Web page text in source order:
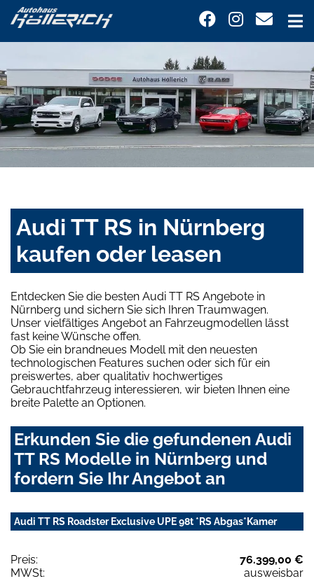
Audi TT RS in Nürnberg
kaufen oder leasen
Entdecken Sie die besten Audi TT RS Angebote in
Nürnberg und sichern Sie sich Ihren Traumwagen.
Unser vielfältiges Angebot an Fahrzeugmodellen lässt
fast keine Wünsche offen.
Ob Sie ein brandneues Modell mit den neuesten
technologischen Features suchen oder sich für ein
preiswertes, aber qualitativ hochwertiges
Gebrauchtfahrzeug interessieren, wir bieten Ihnen eine
breite Palette an Optionen.
Erkunden Sie die gefundenen Audi
TT RS Modelle in Nürnberg und
fordern Sie Ihr Angebot an
Audi TT RS Roadster Exclusive UPE 98t *RS Abgas*Kamer
Preis:
76.399,00 €
MWSt:
ausweisbar